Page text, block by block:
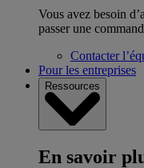
Vous avez besoin
passer une
Contacter
Pour les entreprises
Ressources
En savoir